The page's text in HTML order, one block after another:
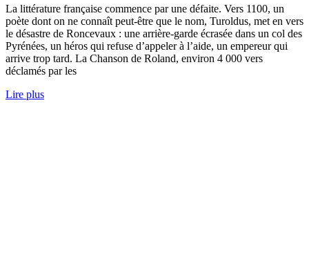
La littérature française commence par une défaite. Vers 1100, un
poète dont on ne connaît peut-être que le nom, Turoldus, met en vers
le désastre de Roncevaux : une arrière-garde écrasée dans un col des
Pyrénées, un héros qui refuse d’appeler à l’aide, un empereur qui
arrive trop tard. La Chanson de Roland, environ 4 000 vers
déclamés par les
Lire plus